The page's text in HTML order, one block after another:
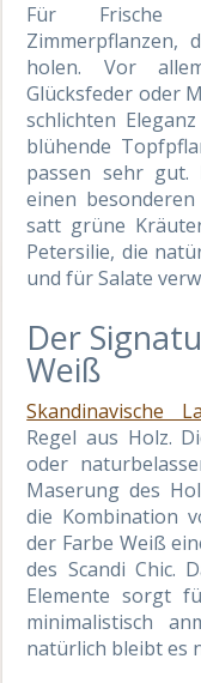
Für Frische
holen. Vor
Glücksfeder oder
schlichten
blühende
passen sehr
einen
satt grüne
Petersilie, die
und für Salate
Der
Weiß
Skandinavische
Regel aus Holz.
oder
Maserung des
die Kombination
der Farbe Weiß
des Scandi Chic.
Elemente sorgt
minimalistisch
natürlich bleibt es